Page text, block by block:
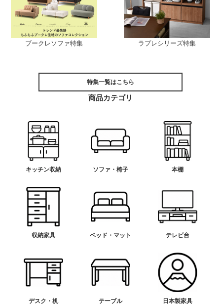
ブークレソファ特集 ラプレシリーズ特集
特集一覧はこちら
商品カテゴリ
キッチン収納 ソファ・椅子 本棚
収納家具 ベッド・マット テレビ台
デスク・机 テーブル 日本製家具